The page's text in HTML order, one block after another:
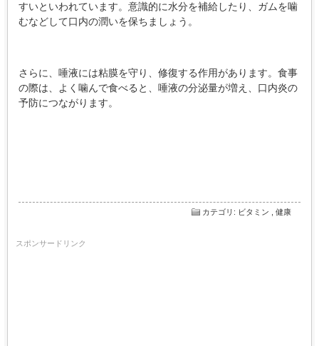
すいといわれています。意識的に水分を補給したり、ガムを噛
むなどして口内の潤いを保ちましょう。
さらに、唾液には粘膜を守り、修復する作用があります。食事
の際は、よく噛んで食べると、唾液の分泌量が増え、口内炎の
予防につながります。
カテゴリ : ビタミン 健康
スポンサードリンク